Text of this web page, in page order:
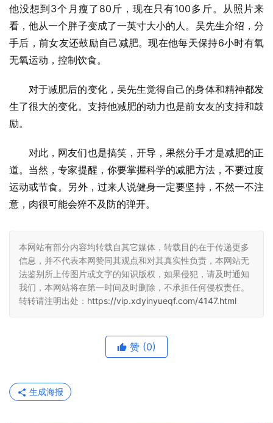
他没想到3个月瘦了80斤，现在只有100多斤。从照片来
看，他从一个胖子变成了一英寸大小的人。吴先生介绍，分
手后，前女友还鼓励自己减肥。现在他每天保持6小时有氧
无氧运动，控制饮食。
对于减肥后的变化，吴先生觉得自己的身体和精神都发
生了很大的变化。支持他减肥的动力也是前女友的支持和鼓
励。
对此，网友们也是搞笑，开导，果然分手才是减肥的正
道。当然，专家提醒，你要掌握科学的减肥方法，不要过度
运动或节食。另外，过来人说健身一定要坚持，不然一不注
意，肉很可能会猝不及防的弹开。
本网站有部分内容均转载自其它媒体，转载目的在于传递更多
信息，并不代表本网赞同其观点和对其真实性负责，本网站无
法鉴别所上传图片或文字的知识版权，如果侵犯，请及时通知
我们，本网站将在第一时间及时删除，不承担任何侵权责任。
转转请注明出处： https://vip.xdyinyueqf.com/4147.html
赞 (0)
生成海报